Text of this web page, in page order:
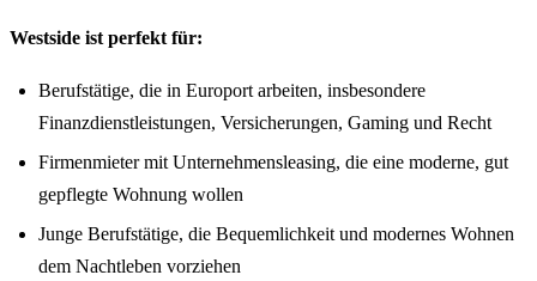
Westside ist perfekt für:
Berufstätige, die in Europort arbeiten, insbesondere
Finanzdienstleistungen, Versicherungen, Gaming und Recht
Firmenmieter mit Unternehmensleasing, die eine moderne, gut
gepflegte Wohnung wollen
Junge Berufstätige, die Bequemlichkeit und modernes Wohnen
dem Nachtleben vorziehen